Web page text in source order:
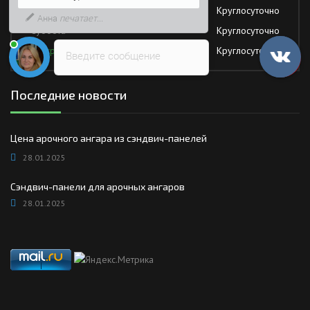
Пятница
Круглосуточно
Суббота
Круглосуточно
Воскресение
Круглосуточно
Последние новости
Цена арочного ангара из сэндвич-панелей
28.01.2025
Сэндвич-панели для арочных ангаров
28.01.2025
Введите сообщение
быстрее